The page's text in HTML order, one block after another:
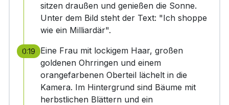
sitzen draußen und genießen die Sonne.
Unter dem Bild steht der Text: "Ich shoppe
wie ein Milliardär".
0:19
Eine Frau mit lockigem Haar, großen
goldenen Ohrringen und einem
orangefarbenen Oberteil lächelt in die
Kamera. Im Hintergrund sind Bäume mit
herbstlichen Blättern und ein